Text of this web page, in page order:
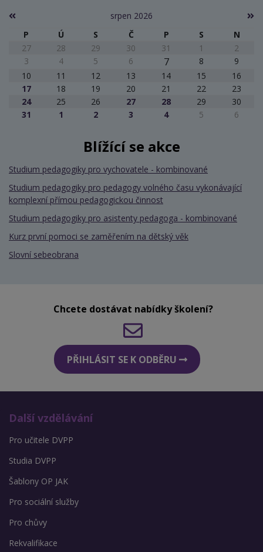
srpen 2026
P
Ú S Č P S
N
27
28 29 30 31 1
2
3
4 5 6 7 8
9
10
11 12 13 14 15
16
17
18 19 20 21 22
23
24
25 26 27 28 29
30
31
1 2 3 4 5 6
Blížící se akce
Studium pedagogiky pro vychovatele - kombinované
Studium pedagogiky pro pedagogy volného času vykonávající
komplexní přímou pedagogickou činnost
Studium pedagogiky pro asistenty pedagoga - kombinované
Kurz první pomoci se zaměřením na dětský věk
Slovní sebeobrana
Chcete dostávat nabídky školení?
PŘIHLÁSIT SE K ODBĚRU
Další vzdělávání
Pro učitele DVPP
Studia DVPP
Šablony OP JAK
Pro sociální služby
Pro chůvy
Rekvalifikace